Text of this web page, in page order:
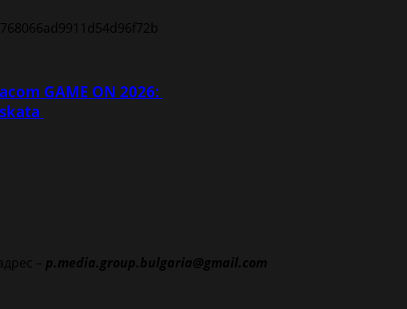
GAME ON 2026:
– p.media.group.bulgaria@gmail.com